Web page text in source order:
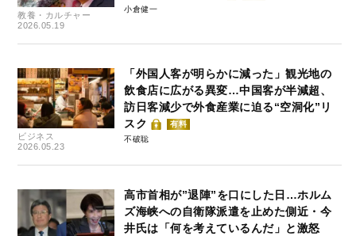
教養・カルチャー
2026.05.19
小倉健一
ビジネス
2026.05.23
「外国人客が明らかに減った」観光地の
飲食店に広がる異変…中国客が半減超、
訪日客減少で外食産業に迫る“空洞化”リ
スク
有料
不破聡
高市首相が”退陣”を口にした日…ホルム
ズ海峡への自衛隊派遣を止めた側近・今
井氏は「何を考えているんだ」と激怒